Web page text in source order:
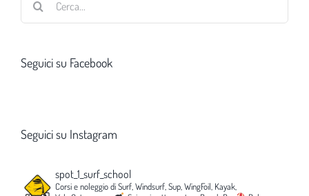
Seguici su Facebook
Seguici su Instagram
spot_1_surf_school
Corsi e noleggio di Surf, Windsurf, Sup, WingFoil, Kayak,